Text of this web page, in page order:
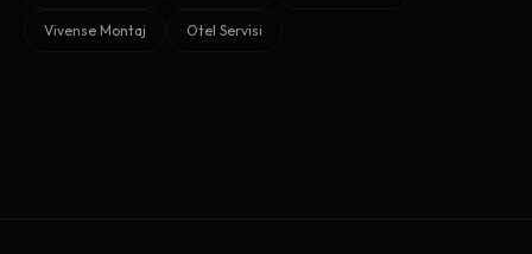
Vivense Montaj Otel Servisi